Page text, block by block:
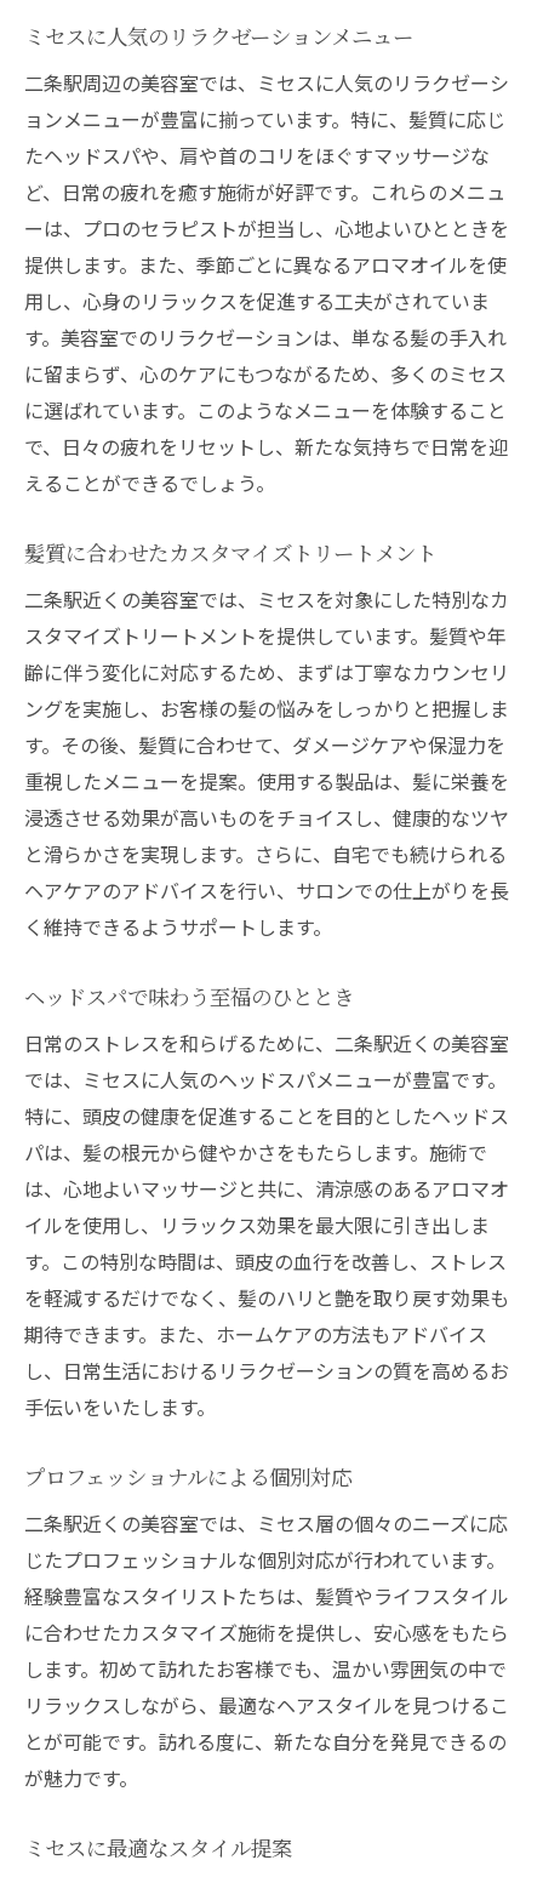
ミセスに人気のリラクゼーションメニュー
二条駅周辺の美容室では、ミセスに人気のリラクゼーシ
ョンメニューが豊富に揃っています。特に、髪質に応じ
たヘッドスパや、肩や首のコリをほぐすマッサージな
ど、日常の疲れを癒す施術が好評です。これらのメニュ
ーは、プロのセラピストが担当し、心地よいひとときを
提供します。また、季節ごとに異なるアロマオイルを使
用し、心身のリラックスを促進する工夫がされていま
す。美容室でのリラクゼーションは、単なる髪の手入れ
に留まらず、心のケアにもつながるため、多くのミセス
に選ばれています。このようなメニューを体験すること
で、日々の疲れをリセットし、新たな気持ちで日常を迎
えることができるでしょう。
髪質に合わせたカスタマイズトリートメント
二条駅近くの美容室では、ミセスを対象にした特別なカ
スタマイズトリートメントを提供しています。髪質や年
齢に伴う変化に対応するため、まずは丁寧なカウンセリ
ングを実施し、お客様の髪の悩みをしっかりと把握しま
す。その後、髪質に合わせて、ダメージケアや保湿力を
重視したメニューを提案。使用する製品は、髪に栄養を
浸透させる効果が高いものをチョイスし、健康的なツヤ
と滑らかさを実現します。さらに、自宅でも続けられる
ヘアケアのアドバイスを行い、サロンでの仕上がりを長
く維持できるようサポートします。
ヘッドスパで味わう至福のひととき
日常のストレスを和らげるために、二条駅近くの美容室
では、ミセスに人気のヘッドスパメニューが豊富です。
特に、頭皮の健康を促進することを目的としたヘッドス
パは、髪の根元から健やかさをもたらします。施術で
は、心地よいマッサージと共に、清涼感のあるアロマオ
イルを使用し、リラックス効果を最大限に引き出しま
す。この特別な時間は、頭皮の血行を改善し、ストレス
を軽減するだけでなく、髪のハリと艶を取り戻す効果も
期待できます。また、ホームケアの方法もアドバイス
し、日常生活におけるリラクゼーションの質を高めるお
手伝いをいたします。
プロフェッショナルによる個別対応
二条駅近くの美容室では、ミセス層の個々のニーズに応
じたプロフェッショナルな個別対応が行われています。
経験豊富なスタイリストたちは、髪質やライフスタイル
に合わせたカスタマイズ施術を提供し、安心感をもたら
します。初めて訪れたお客様でも、温かい雰囲気の中で
リラックスしながら、最適なヘアスタイルを見つけるこ
とが可能です。訪れる度に、新たな自分を発見できるの
が魅力です。
ミセスに最適なスタイル提案